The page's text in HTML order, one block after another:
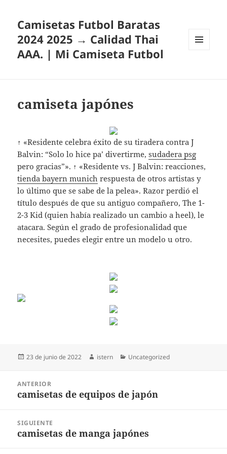
Camisetas Futbol Baratas
2024 2025 → Calidad Thai
AAA. | Mi Camiseta Futbol
camiseta japónes
↑ «Residente celebra éxito de su tiradera contra J
Balvin: “Solo lo hice pa’ divertirme,sudadera psg
pero gracias”». ↑ «Residente vs. J Balvin: reacciones,
tienda bayern munich respuesta de otros artistas y
lo último que se sabe de la pelea». Razor perdió el
título después de que su antiguo compañero, The 1-
2-3 Kid (quien había realizado un cambio a heel), le
atacara. Según el grado de profesionalidad que
necesites, puedes elegir entre un modelo u otro.
Publicado
23 de junio de 2022 Autor
istern Categorías
Uncategorized
entradas
ANTERIOR
Entrada
camisetas de equipos de japón
SIGUIENTE
Entrada
camisetas de manga japónes